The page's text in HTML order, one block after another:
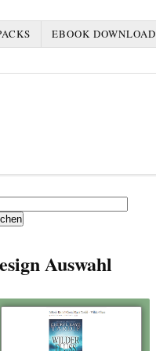
EBOOK DOWNLOAD
Auswahl